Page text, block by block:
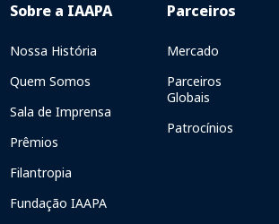
Sobre a IAAPA
Nossa História
Quem Somos
Sala de Imprensa
Prêmios
Filantropia
Fundação IAAPA
Parceiros
Mercado
Parceiros
Globais
Patrocínios